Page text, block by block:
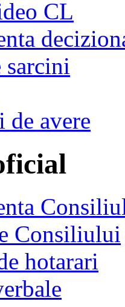
CL
avere
Consiliului
hotarari